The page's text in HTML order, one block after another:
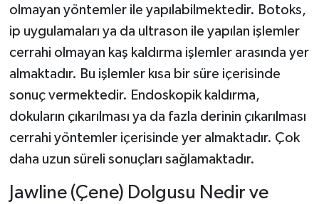
olmayan yöntemler ile yapılabilmektedir. Botoks,
ip uygulamaları ya da ultrason ile yapılan işlemler
cerrahi olmayan kaş kaldırma işlemler arasında yer
almaktadır. Bu işlemler kısa bir süre içerisinde
sonuç vermektedir. Endoskopik kaldırma,
dokuların çıkarılması ya da fazla derinin çıkarılması
cerrahi yöntemler içerisinde yer almaktadır. Çok
daha uzun süreli sonuçları sağlamaktadır.
Jawline (Çene) Dolgusu Nedir ve